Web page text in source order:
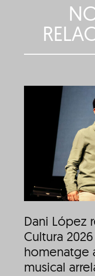
Dani López
Cultura
homenatge
musical
El